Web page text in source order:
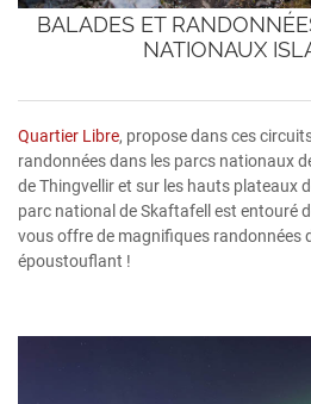
BALADES ET
NATIONAUX
Quartier Libre, propose dans ces
randonnées dans les parcs nationaux
de Thingvellir et sur les hauts plateaux
parc national de Skaftafell est entouré
vous offre de magnifiques randonnées
époustouflant !